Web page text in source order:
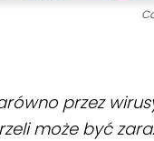
przez
może być